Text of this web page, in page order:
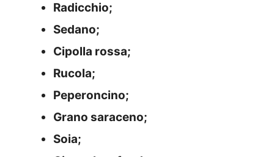
Radicchio;
Sedano;
Cipolla rossa;
Rucola;
Peperoncino;
Grano saraceno;
Soia;